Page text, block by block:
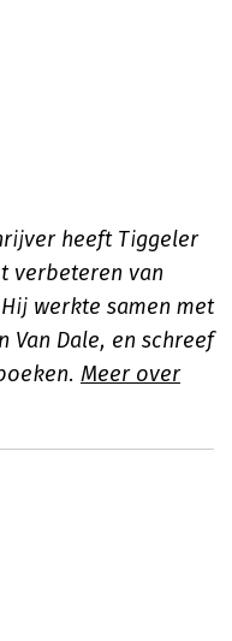
heeft Tiggeler
verbeteren van
werkte samen met
Van Dale, en schreef
Meer over